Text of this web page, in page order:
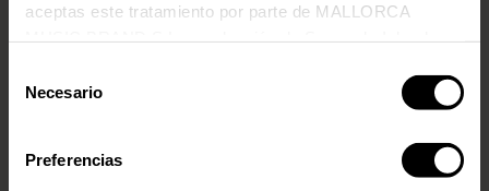
aceptas este tratamiento por parte de MALLORCA
nuestra Política de Inteligencia Artificial.
Necesario
Preferencias
31 FAM
ADRIATIQUE
AMURA
ARP FRIQUE & THE PERPETUAL SINGERS